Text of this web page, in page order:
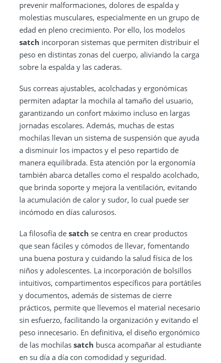
prevenir malformaciones, dolores de espalda y
molestias musculares, especialmente en un grupo de
edad en pleno crecimiento. Por ello, los modelos
satch incorporan sistemas que permiten distribuir el
peso en distintas zonas del cuerpo, aliviando la carga
sobre la espalda y las caderas.
Sus correas ajustables, acolchadas y ergonómicas
permiten adaptar la mochila al tamaño del usuario,
garantizando un confort máximo incluso en largas
jornadas escolares. Además, muchas de estas
mochilas llevan un sistema de suspensión que ayuda
a disminuir los impactos y el peso repartido de
manera equilibrada. Esta atención por la ergonomía
también abarca detalles como el respaldo acolchado,
que brinda soporte y mejora la ventilación, evitando
la acumulación de calor y sudor, lo cual puede ser
incómodo en días calurosos.
La filosofía de satch se centra en crear productos
que sean fáciles y cómodos de llevar, fomentando
una buena postura y cuidando la salud física de los
niños y adolescentes. La incorporación de bolsillos
intuitivos, compartimentos específicos para portátiles
y documentos, además de sistemas de cierre
prácticos, permite que llevemos el material necesario
sin esfuerzo, facilitando la organización y evitando el
peso innecesario. En definitiva, el diseño ergonómico
de las mochilas satch busca acompañar al estudiante
en su día a día con comodidad y seguridad.